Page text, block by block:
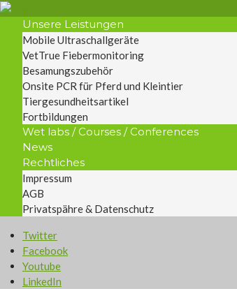
Unsere Leistungen
Mobile Ultraschallgeräte
VetTrue Fiebermonitoring
Besamungszubehör
Onsite PCR für Pferd und Kleintier
Tiergesundheitsartikel
Fortbildungen
Wet labs / Courses / Conferences
News
Rechtliches
Impressum
AGB
Privatspähre & Datenschutz
Twitter
Facebook
Youtube
LinkedIn